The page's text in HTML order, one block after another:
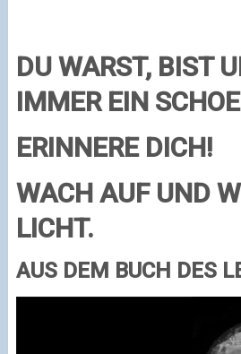
DU WARST, BIST
IMMER EIN
ERINNERE DICH!
WACH AUF UND
LICHT.
AUS DEM BUCH DES